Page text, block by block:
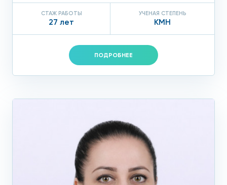
СТАЖ РАБОТЫ
27 лет
УЧЕНАЯ СТЕПЕНЬ
КМН
ПОДРОБНЕЕ